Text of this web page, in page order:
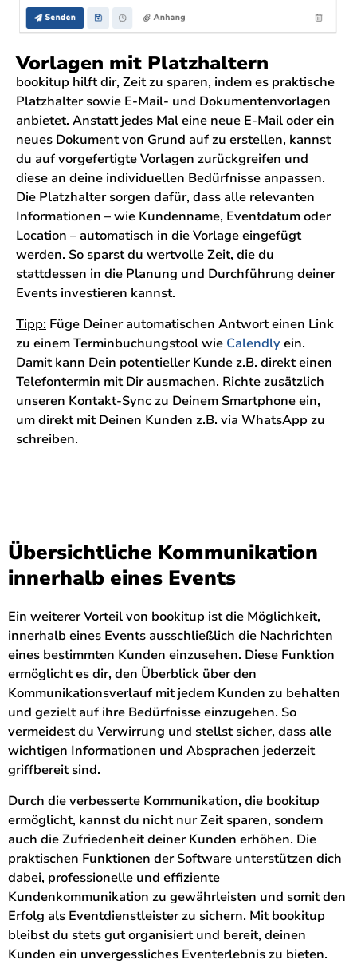
Vorlagen mit Platzhaltern
bookitup hilft dir, Zeit zu sparen, indem es praktische
Platzhalter sowie E-Mail- und Dokumentenvorlagen
anbietet. Anstatt jedes Mal eine neue E-Mail oder ein
neues Dokument von Grund auf zu erstellen, kannst
du auf vorgefertigte Vorlagen zurückgreifen und
diese an deine individuellen Bedürfnisse anpassen.
Die Platzhalter sorgen dafür, dass alle relevanten
Informationen – wie Kundenname, Eventdatum oder
Location – automatisch in die Vorlage eingefügt
werden. So sparst du wertvolle Zeit, die du
stattdessen in die Planung und Durchführung deiner
Events investieren kannst.
Tipp: Füge Deiner automatischen Antwort einen Link
zu einem Terminbuchungstool wie Calendlyein.
Damit kann Dein potentieller Kunde z.B. direkt einen
Telefontermin mit Dir ausmachen. Richte zusätzlich
unseren Kontakt-Sync zu Deinem Smartphone ein,
um direkt mit Deinen Kunden z.B. via WhatsApp zu
schreiben.
Übersichtliche Kommunikation
innerhalb eines Events
Ein weiterer Vorteil von bookitup ist die Möglichkeit,
innerhalb eines Events ausschließlich die Nachrichten
eines bestimmten Kunden einzusehen. Diese Funktion
ermöglicht es dir, den Überblick über den
Kommunikationsverlauf mit jedem Kunden zu behalten
und gezielt auf ihre Bedürfnisse einzugehen. So
vermeidest du Verwirrung und stellst sicher, dass alle
wichtigen Informationen und Absprachen jederzeit
griffbereit sind.
Durch die verbesserte Kommunikation, die bookitup
ermöglicht, kannst du nicht nur Zeit sparen, sondern
auch die Zufriedenheit deiner Kunden erhöhen. Die
praktischen Funktionen der Software unterstützen dich
dabei, professionelle und effiziente
Kundenkommunikation zu gewährleisten und somit den
Erfolg als Eventdienstleister zu sichern. Mit bookitup
bleibst du stets gut organisiert und bereit, deinen
Kunden ein unvergessliches Eventerlebnis zu bieten.